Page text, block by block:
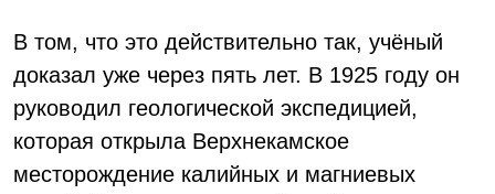
В том, что это действительно так, учёный
доказал уже через пять лет. В 1925 году он
руководил геологической экспедицией,
которая открыла Верхнекамское
месторождение калийных и магниевых